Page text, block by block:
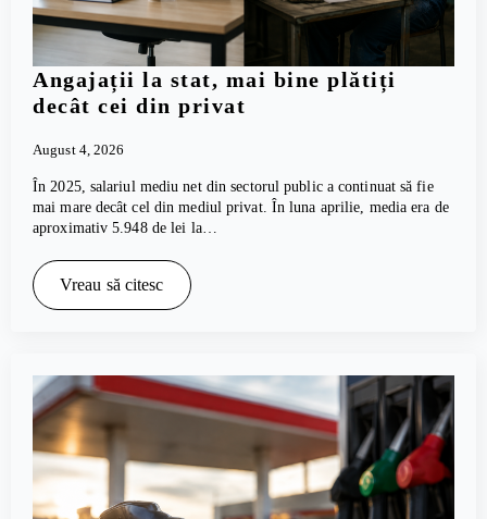
Angajații la stat, mai bine plătiți
decât cei din privat
August 4, 2026
În 2025, salariul mediu net din sectorul public a continuat să fie
mai mare decât cel din mediul privat. În luna aprilie, media era de
aproximativ 5.948 de lei la…
Vreau să citesc